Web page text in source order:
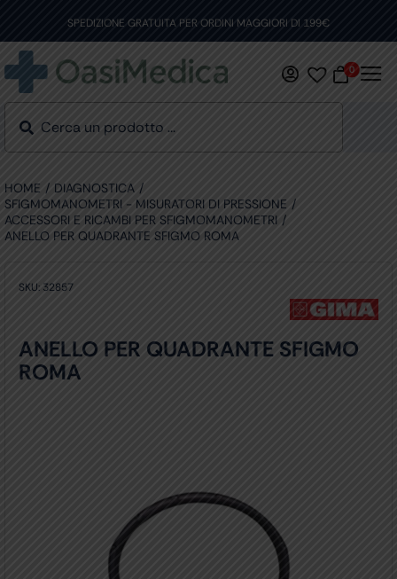
content
SPEDIZIONE GRATUITA PER ORDINI MAGGIORI DI 199€
0
HOME
DIAGNOSTICA
SFIGMOMANOMETRI - MISURATORI DI PRESSIONE
ACCESSORI E RICAMBI PER SFIGMOMANOMETRI
ANELLO PER QUADRANTE SFIGMO ROMA
SKU: 32857
ANELLO PER QUADRANTE SFIGMO
ROMA